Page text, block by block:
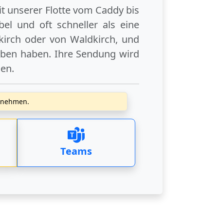
unserer Flotte vom Caddy bis
und oft schneller als eine
oder von Waldkirch, und
haben. Ihre Sendung wird
.
Teams